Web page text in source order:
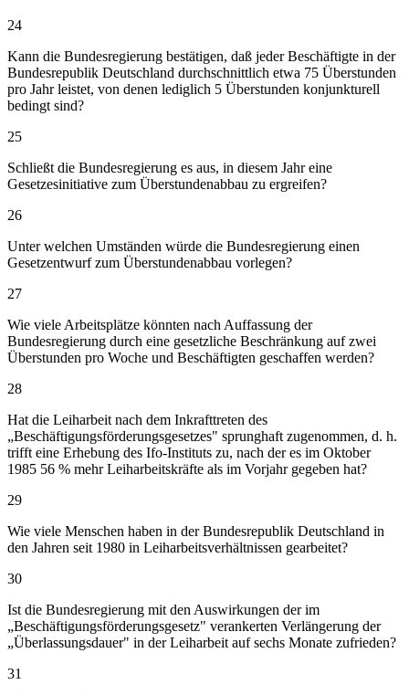
24
Kann die Bundesregierung bestätigen, daß jeder Beschäftigte in der
Bundesrepublik Deutschland durchschnittlich etwa 75 Überstunden
pro Jahr leistet, von denen lediglich 5 Überstunden konjunkturell
bedingt sind?
25
Schließt die Bundesregierung es aus, in diesem Jahr eine
Gesetzesinitiative zum Überstundenabbau zu ergreifen?
26
Unter welchen Umständen würde die Bundesregierung einen
Gesetzentwurf zum Überstundenabbau vorlegen?
27
Wie viele Arbeitsplätze könnten nach Auffassung der
Bundesregierung durch eine gesetzliche Beschränkung auf zwei
Überstunden pro Woche und Beschäftigten geschaffen werden?
28
Hat die Leiharbeit nach dem Inkrafttreten des
„Beschäftigungsförderungsgesetzes" sprunghaft zugenommen, d. h.
trifft eine Erhebung des Ifo-Instituts zu, nach der es im Oktober
1985 56 % mehr Leiharbeitskräfte als im Vorjahr gegeben hat?
29
Wie viele Menschen haben in der Bundesrepublik Deutschland in
den Jahren seit 1980 in Leiharbeitsverhältnissen gearbeitet?
30
Ist die Bundesregierung mit den Auswirkungen der im
„Beschäftigungsförderungsgesetz" verankerten Verlängerung der
„Überlassungsdauer" in der Leiharbeit auf sechs Monate zufrieden?
31